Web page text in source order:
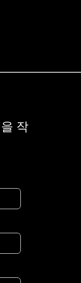
작